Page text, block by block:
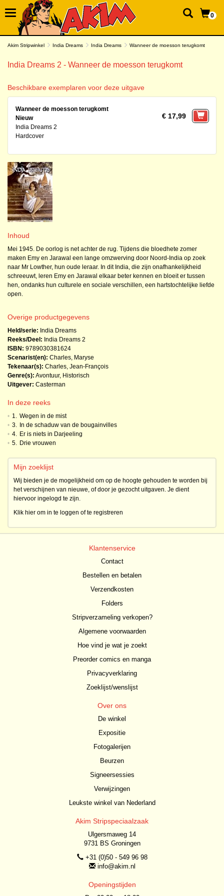
0
Akim Stripwinkel India Dreams India Dreams Wanneer de moesson terugkomt
India Dreams 2 - Wanneer de moesson terugkomt
Beschikbare exemplaren voor deze uitgave
Wanneer de moesson terugkomt
Nieuw
India Dreams 2
Hardcover
€ 17,99
Inhoud
Mei 1945. De oorlog is net achter de rug. Tijdens die bloedhete zomer
maken Emy en Jarawal een lange omzwerving door Noord-India op zoek
naar Mr Lowther, hun oude leraar. In dit India, die zijn onafhankelijkheid
schreeuwt, leren Emy en Jarawal elkaar beter kennen en bloeit er tussen
hen, ondanks hun culturele en sociale verschillen, een hartstochtelijke liefde
open.
Overige productgegevens
Held/serie: India Dreams
Reeks/Deel: India Dreams 2
ISBN: 9789030381624
Scenarist(en): Charles, Maryse
Tekenaar(s): Charles, Jean-François
Genre(s): Avontuur, Historisch
Uitgever: Casterman
In deze reeks
• 1. Wegen in de mist
• 3. In de schaduw van de bougainvilles
• 4. Er is niets in Darjeeling
• 5. Drie vrouwen
Mijn zoeklijst
Wij bieden je de mogelijkheid om op de hoogte gehouden te worden bij
het verschijnen van nieuwe, of door je gezocht uitgaven. Je dient
hiervoor ingelogd te zijn.
Klik hier om in te loggen of te registreren
Klantenservice
Contact
Bestellen en betalen
Verzendkosten
Folders
Stripverzameling verkopen?
Algemene voorwaarden
Hoe vind je wat je zoekt
Preorder comics en manga
Privacyverklaring
Zoeklijst/wenslijst
Over ons
De winkel
Expositie
Fotogalerijen
Beurzen
Signeersessies
Verwijzingen
Leukste winkel van Nederland
Akim Stripspeciaalzaak
Ulgersmaweg 14
9731 BS Groningen
+31 (0)50 - 549 96 98
info@akim.nl
Openingstijden